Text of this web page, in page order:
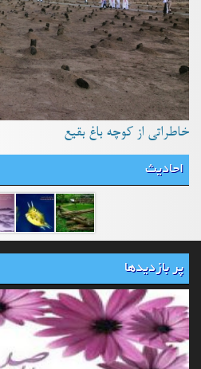
خاطراتی از کوچه باغ بقیع
احادیث
پر بازدیدها